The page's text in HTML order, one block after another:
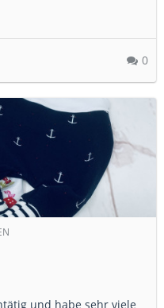
0
und habe sehr viele